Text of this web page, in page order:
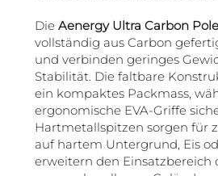
Die Aenergy Ultra Carbon
vollständig aus Carbon
und verbinden geringes
Stabilität. Die faltbare
ein kompaktes Packmass,
ergonomische EVA-Griffe
Hartmetallspitzen sorgen für
auf hartem Untergrund, Eis
erweitern den Einsatzbereich